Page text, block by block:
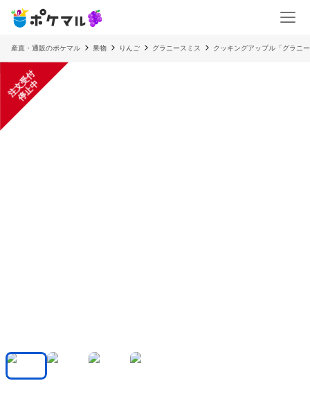
産直・通販のポケマル 果物 りんご グラニースミス クッキングアップル「グラニ
注
文
受
付
停
止
中